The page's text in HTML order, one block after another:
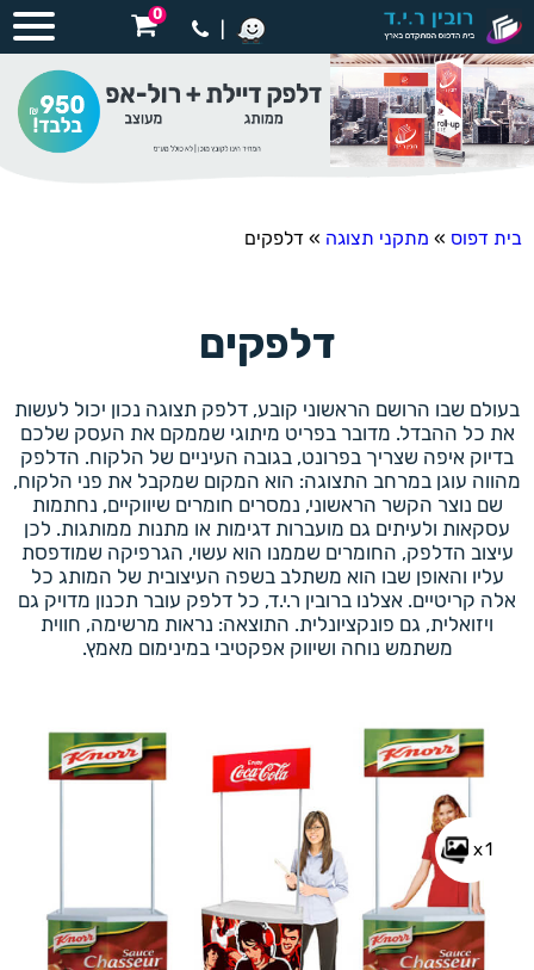
0
בית דפוס » מתקני תצוגה » דלפקים
דלפקים
בעולם שבו הרושם הראשוני קובע, דלפק תצוגה נכון יכול לעשות
את כל ההבדל. מדובר בפריט מיתוגי שממקם את העסק שלכם
בדיוק איפה שצריך בפרונט, בגובה העיניים של הלקוח. הדלפק
מהווה עוגן במרחב התצוגה: הוא המקום שמקבל את פני הלקוח,
שם נוצר הקשר הראשוני, נמסרים חומרים שיווקיים, נחתמות
עסקאות ולעיתים גם מועברות דגימות או מתנות ממותגות. לכן
עיצוב הדלפק, החומרים שממנו הוא עשוי, הגרפיקה שמודפסת
עליו והאופן שבו הוא משתלב בשפה העיצובית של המותג כל
אלה קריטיים. אצלנו ברובין ר.י.ד, כל דלפק עובר תכנון מדויק גם
ויזואלית, גם פונקציונלית. התוצאה: נראות מרשימה, חווית
משתמש נוחה ושיווק אפקטיבי במינימום מאמץ.
x1